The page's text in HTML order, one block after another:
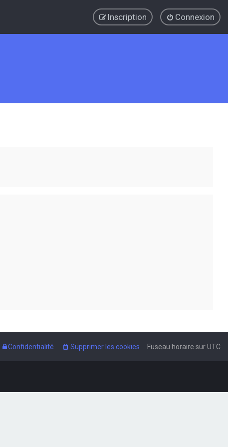
Connexion
Inscription
Fuseau horaire surUTC
Supprimer les cookies
Confidentialité